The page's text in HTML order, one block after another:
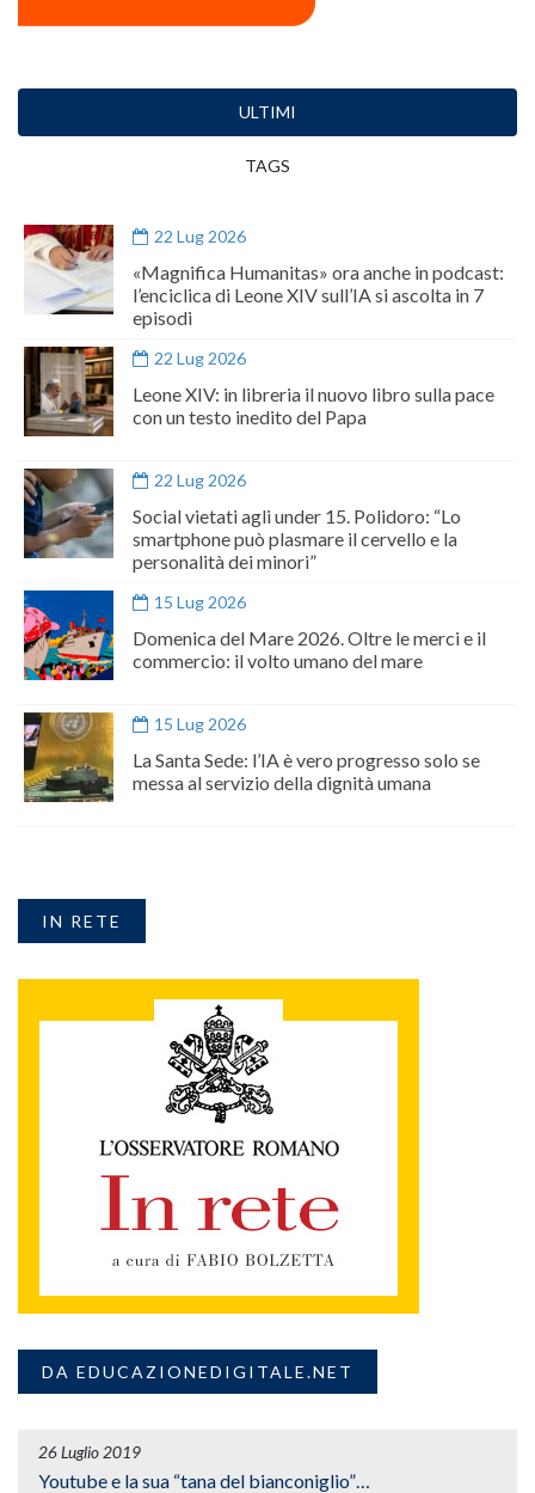
ULTIMI
TAGS
22 Lug 2026
«Magnifica Humanitas» ora anche in podcast:
l’enciclica di Leone XIV sull’IA si ascolta in 7
episodi
22 Lug 2026
Leone XIV: in libreria il nuovo libro sulla pace
con un testo inedito del Papa
22 Lug 2026
Social vietati agli under 15. Polidoro: “Lo
smartphone può plasmare il cervello e la
personalità dei minori”
15 Lug 2026
Domenica del Mare 2026. Oltre le merci e il
commercio: il volto umano del mare
15 Lug 2026
La Santa Sede: l’IA è vero progresso solo se
messa al servizio della dignità umana
IN RETE
DA EDUCAZIONEDIGITALE.NET
26 Luglio 2019
Youtube e la sua “tana del bianconiglio”…